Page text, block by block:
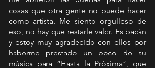
cosas que otra gente no puede hacer
como artista. Me siento orgulloso de
eso, no hay que restarle valor. Es bacán
y estoy muy agradecido con ellos por
haberme prestado un poco de su
música para “Hasta la Próxima”, que